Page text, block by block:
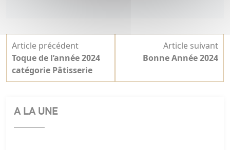
Navigation
de
l’article
Article précédent
Toque de l’année 2024
catégorie Pâtisserie
Article suivant
Bonne Année 2024
A LA UNE